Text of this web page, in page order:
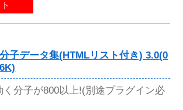
子データ集(HTMLリスト付き) 3.0(0
く分子が800以上!(別途プラグイン必